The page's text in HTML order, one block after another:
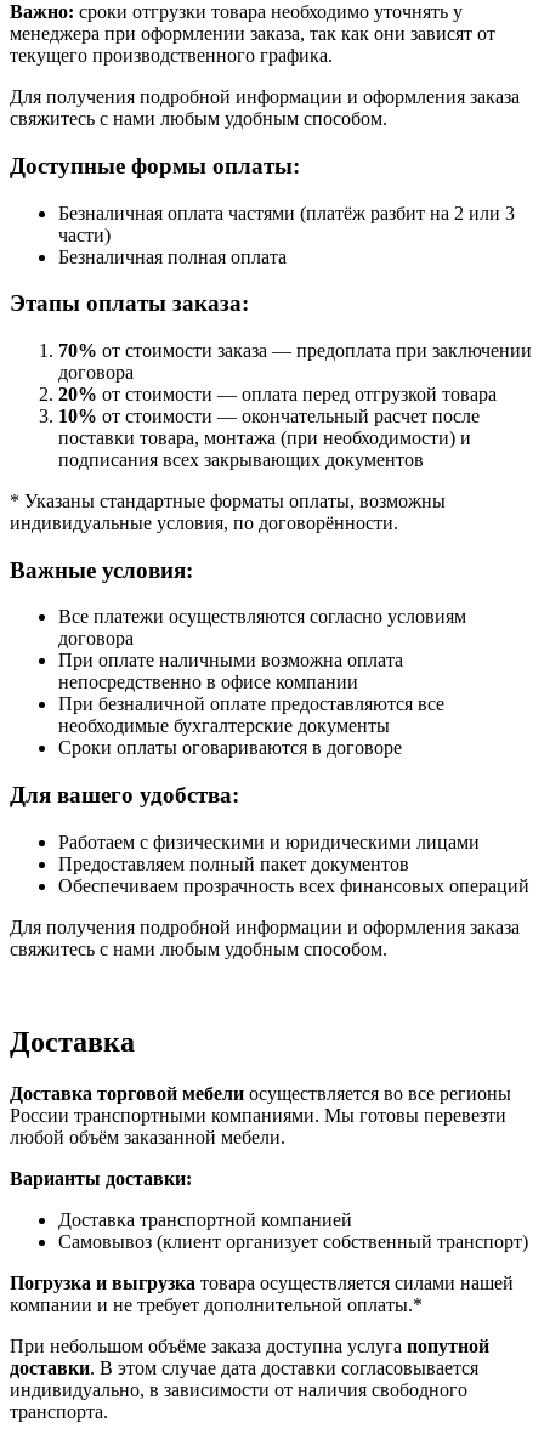
Важно: сроки отгрузки товара необходимо уточнять у
менеджера при оформлении заказа, так как они зависят от
текущего производственного графика.
Для получения подробной информации и оформления заказа
свяжитесь с нами любым удобным способом.
Доступные формы оплаты:
Безналичная оплата частями (платёж разбит на 2 или 3
части)
Безналичная полная оплата
Этапы оплаты заказа:
70% от стоимости заказа — предоплата при заключении
договора
20% от стоимости — оплата перед отгрузкой товара
10% от стоимости — окончательный расчет после
поставки товара, монтажа (при необходимости) и
подписания всех закрывающих документов
* Указаны стандартные форматы оплаты, возможны
индивидуальные условия, по договорённости.
Важные условия:
Все платежи осуществляются согласно условиям
договора
При оплате наличными возможна оплата
непосредственно в офисе компании
При безналичной оплате предоставляются все
необходимые бухгалтерские документы
Сроки оплаты оговариваются в договоре
Для вашего удобства:
Работаем с физическими и юридическими лицами
Предоставляем полный пакет документов
Обеспечиваем прозрачность всех финансовых операций
Для получения подробной информации и оформления заказа
свяжитесь с нами любым удобным способом.
Доставка
Доставка торговой мебели осуществляется во все регионы
России транспортными компаниями. Мы готовы перевезти
любой объём заказанной мебели.
Варианты доставки:
Доставка транспортной компанией
Самовывоз (клиент организует собственный транспорт)
Погрузка и выгрузка товара осуществляется силами нашей
компании и не требует дополнительной оплаты.*
При небольшом объёме заказа доступна услуга попутной
доставки. В этом случае дата доставки согласовывается
индивидуально, в зависимости от наличия свободного
транспорта.